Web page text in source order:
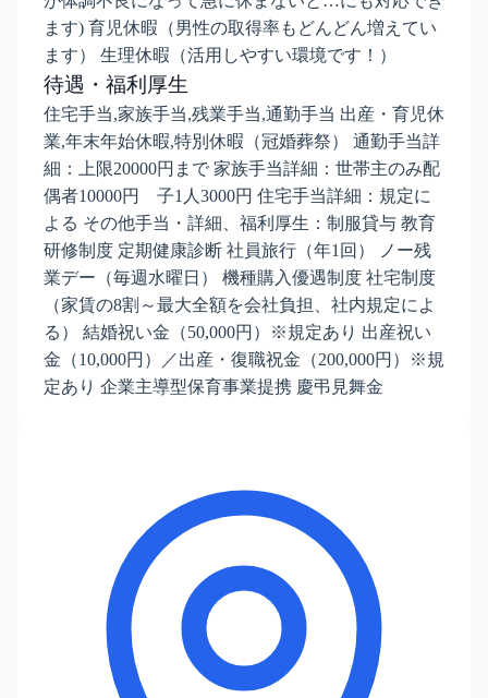
ます) 育児休暇（男性の取得率もどんどん増えてい
ます） 生理休暇（活用しやすい環境です！）
待遇・福利厚生
住宅手当,家族手当,残業手当,通勤手当 出産・育児休
業,年末年始休暇,特別休暇（冠婚葬祭） 通勤手当詳
細：上限20000円まで 家族手当詳細：世帯主のみ配
偶者10000円 子1人3000円 住宅手当詳細：規定に
よる その他手当・詳細、福利厚生：制服貸与 教育
研修制度 定期健康診断 社員旅行（年1回） ノー残
業デー（毎週水曜日） 機種購入優遇制度 社宅制度
（家賃の8割～最大全額を会社負担、社内規定によ
る） 結婚祝い金（50,000円）※規定あり 出産祝い
金（10,000円）／出産・復職祝金（200,000円）※規
定あり 企業主導型保育事業提携 慶弔見舞金